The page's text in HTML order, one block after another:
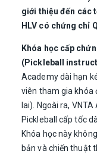
giới thiệu đến các
HLV có chứng chỉ
Khóa học cấp
(Pickleball
Academy dài hạn
viên tham gia khóa
lai). Ngoài ra,
Pickleball cấp tốc
Khóa học này
bản và chiến thuật